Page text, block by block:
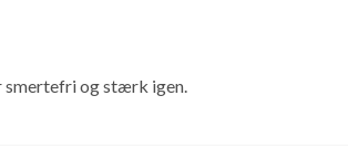
smertefri og stærk igen.